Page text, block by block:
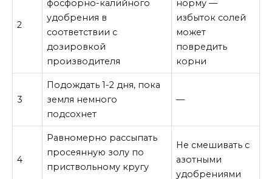
2
фосфорно-калийного
удобрения в
соответствии с
дозировкой
производителя
норму —
избыток солей
может
повредить
корни
3
Подождать 1-2 дня, пока
земля немного
подсохнет
—
4
Равномерно рассыпать
просеянную золу по
приствольному кругу
Не смешивать с
азотными
удобрениями